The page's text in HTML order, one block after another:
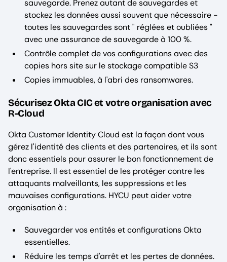
sauvegarde. Prenez autant de sauvegardes et
stockez les données aussi souvent que nécessaire -
toutes les sauvegardes sont " réglées et oubliées "
avec une assurance de sauvegarde à 100 %.
Contrôle complet de vos configurations avec des
copies hors site sur le stockage compatible S3
Copies immuables, à l'abri des ransomwares.
Sécurisez Okta CIC et votre organisation avec
R-Cloud
Okta Customer Identity Cloud est la façon dont vous
gérez l'identité des clients et des partenaires, et ils sont
donc essentiels pour assurer le bon fonctionnement de
l'entreprise. Il est essentiel de les protéger contre les
attaquants malveillants, les suppressions et les
mauvaises configurations. HYCU peut aider votre
organisation à :
Sauvegarder vos entités et configurations Okta
essentielles.
Réduire les temps d'arrêt et les pertes de données.